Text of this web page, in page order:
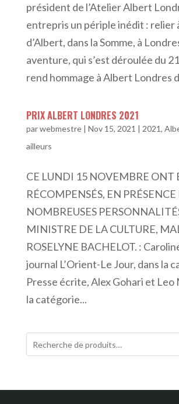
président de l’Atelier Albert
entrepris un périple inédit : relier
d’Albert, dans la Somme, à
aventure, qui s’est déroulée du
rend hommage à Albert Londres
PRIX ALBERT LONDRES 2021
parwebmestre| Nov 15, 2021 | 2021,
ailleurs
CE LUNDI 15 NOVEMBRE ONT
RÉCOMPENSÉS, EN PRÉSENCE
NOMBREUSES
MINISTRE DE LA CULTURE,
ROSELYNE BACHELOT. :
journal L’Orient-Le Jour, dans la
Presse écrite, Alex Gohari et Leo
la catégorie...